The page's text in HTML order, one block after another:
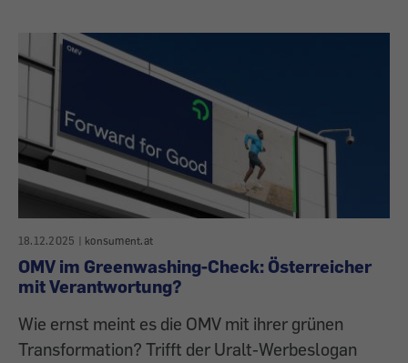
18.12.2025 | konsument.at
OMV im Greenwashing-Check: Österreicher
mit Verantwortung?
Wie ernst meint es die OMV mit ihrer grünen
Transformation? Trifft der Uralt-Werbeslogan